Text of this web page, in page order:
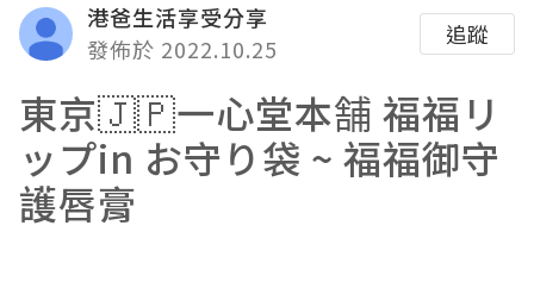
港爸生活享受分享
發佈於 2022.10.25
追蹤
東京🇯🇵一心堂本舗 福福リ
ップin お守り袋 ~ 福福御守
護唇膏